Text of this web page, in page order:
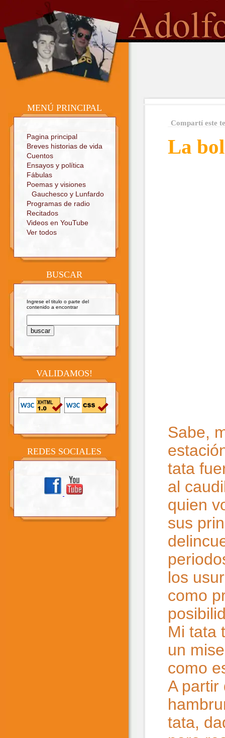
Sitio oficial
MENÚ PRINCIPAL
Pagina principal
Breves historias de vida
Cuentos
Ensayos y política
Fábulas
Poemas y visiones
Gauchesco y Lunfardo
Programas de radio
Recitados
Videos en YouTube
Ver todos
BUSCAR
Ingrese el titulo o parte del
contenido a encontrar
VALIDAMOS!
REDES SOCIALES
Compartí este
La
Sabe,
tata
al
quien
sus
los
como
Mi tata
un
como
A partir
tata,